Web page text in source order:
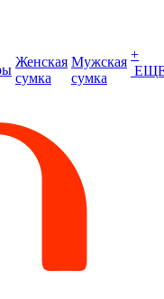
Женская
сумка
Мужская
сумка
+